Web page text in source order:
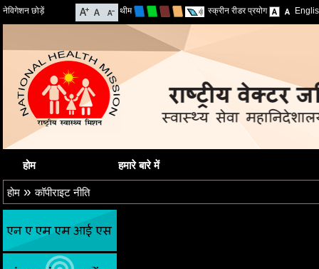
नेविगेशन छोड़ें थीम स्क्रीन रीडर प्रयोग
होम हमारे बारे में
होम »कॉपीराइट नीति